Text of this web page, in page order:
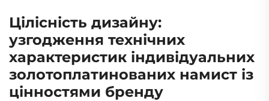
Цілісність дизайну:
узгодження технічних
характеристик індивідуальних
золотоплатинованих намист із
цінностями бренду